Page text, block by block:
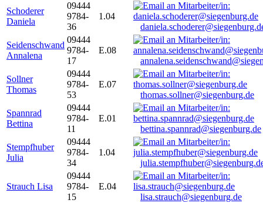
Schoderer
Daniela
09444
9784-
36
1.04
Seidenschwand
Annalena
09444
9784-
17
E.08
Sollner
Thomas
09444
9784-
53
E.07
thomas.sollner@siegenburg.de
Spannrad
Bettina
09444
9784-
11
E.01
bettina.spannrad@siegenburg.de
Stempfhuber
Julia
09444
9784-
34
1.04
Strauch Lisa
09444
9784-
15
E.04
lisa.strauch@siegenburg.de